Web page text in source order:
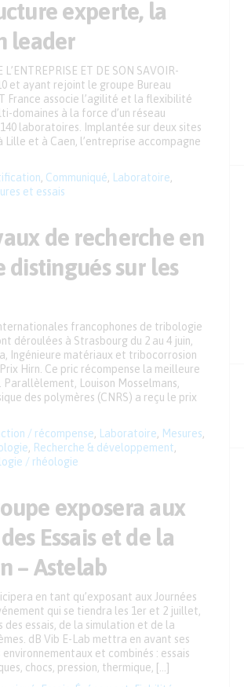
experte, la
leader
Communiqué Laboratoire
et essais
L’ENTREPRISE ET DE SON SAVOIR-
et ayant rejoint le groupe Bureau
France associe l’agilité et la flexibilité
domaines à la force d’un réseau
laboratoires. Implantée sur deux sites
Lille et à Caen, l’entreprise accompagne
de recherche en
sur les
/ récompense Laboratoire Mesures
Recherche & développement
/ rhéologie
internationales francophones de tribologie
déroulées à Strasbourg du 2 au 4 juin,
Ingénieure matériaux et tribocorrosion
Hirn. Ce pric récompense la meilleure
Louison Mosselmans,
des polymères (CNRS) a reçu le prix
exposera aux
Essais et de la
– Astelab
en tant qu’exposant aux Journées
qui se tiendra les 1er et 2 juillet,
des essais, de la simulation et de la
dB Vib E-Lab mettra en avant ses
et combinés : essais
chocs, pression, thermique, […]